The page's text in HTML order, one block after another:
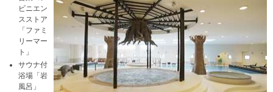
ビニエン
スストア
「ファミ
リーマー
ト」
サウナ付
浴場「岩
風呂」